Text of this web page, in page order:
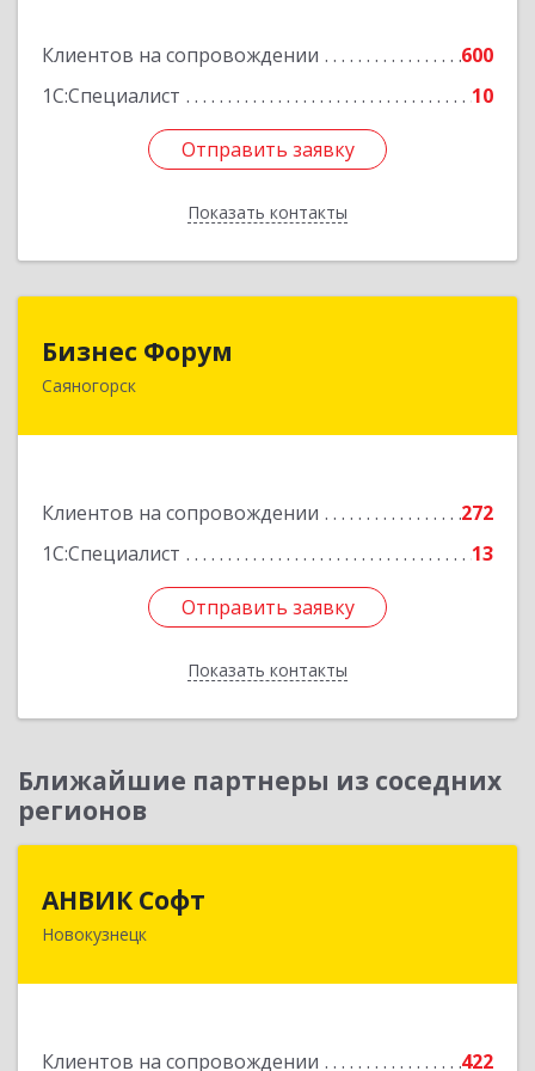
Клиентов на сопровождении
600
1С:Специалист
10
Отправить заявку
Показать контакты
Отправить заявку
Назад
Бизнес Форум
Саяногорск
Клиентов на сопровождении
272
1С:Специалист
13
Отправить заявку
Показать контакты
655603, Хакасия Респ, Саяногорск г, Советский
Отправить заявку
Назад
Ближайшие партнеры из соседних
регионов
АНВИК Софт
Новокузнецк
Клиентов на сопровождении 422
654079, Кемеровская область - Кузбасс,